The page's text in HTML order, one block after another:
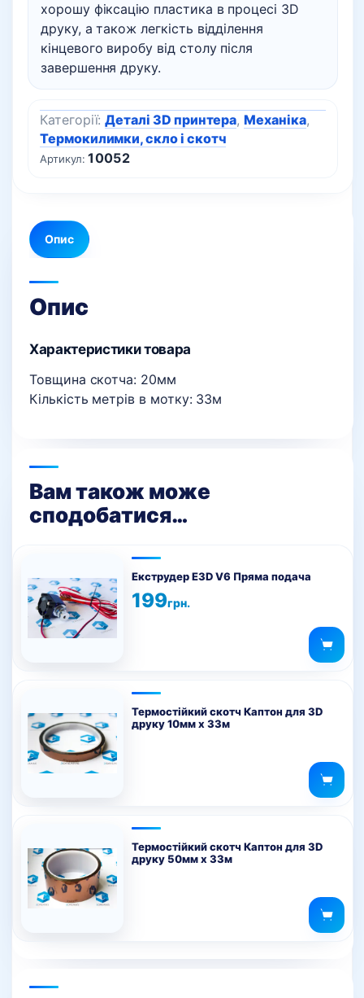
хорошу фіксацію пластика в процесі 3D
друку, а також легкість відділення
кінцевого виробу від столу після
завершення друку.
Артикул:10052
Категорії:Деталі 3D принтера,Механіка,
Термокилимки, скло і скотч
Опис
Опис
Характеристики товара
Товщина скотча: 20мм
Кількість метрів в мотку: 33м
Вам також може
сподобатися…
Екструдер E3D V6 Пряма подача
199грн.
товар
має
кілька
варіантів.
сторінці
товару
Термостійкий скотч Каптон для 3D
друку 10мм х 33м
Термостійкий скотч Каптон для 3D
друку 50мм х 33м